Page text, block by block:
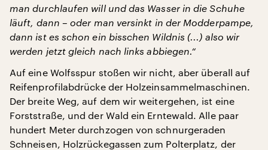
man durchlaufen will und das Wasser in die Schuhe
läuft, dann – oder man versinkt in der Modderpampe,
dann ist es schon ein bisschen Wildnis (...) also wir
werden jetzt gleich nach links abbiegen.“
Auf eine Wolfsspur stoßen wir nicht, aber überall auf
Reifenprofilabdrücke der Holzeinsammelmaschinen.
Der breite Weg, auf dem wir weitergehen, ist eine
Forststraße, und der Wald ein Erntewald. Alle paar
hundert Meter durchzogen von schnurgeraden
Schneisen, Holzrückegassen zum Polterplatz, der